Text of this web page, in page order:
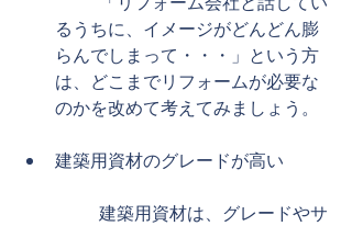
るうちに、イメージがどんどん膨
らんでしまって・・・」という方
は、どこまでリフォームが必要な
のかを改めて考えてみましょう。
建築用資材のグレードが高い